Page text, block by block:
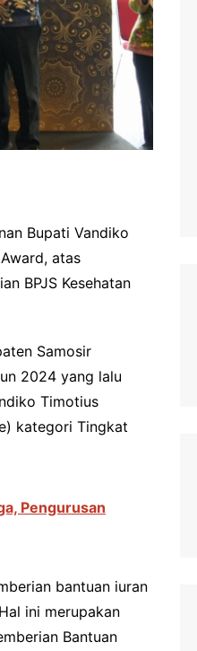
Bupati Vandiko
atas
BPJS Kesehatan
Samosir
2024 yang lalu
Timotius
kategori Tingkat
Pengurusan
bantuan iuran
ini merupakan
Bantuan